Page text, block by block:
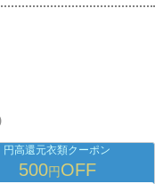
円高還元衣類クーポン
500円OFF